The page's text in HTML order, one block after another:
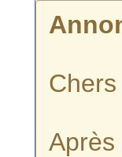
Après